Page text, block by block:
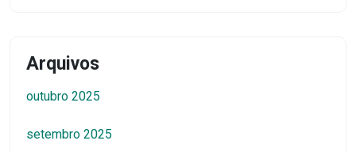
Arquivos
outubro 2025
setembro 2025